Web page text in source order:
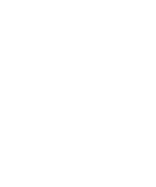
- 400038 wählen! -